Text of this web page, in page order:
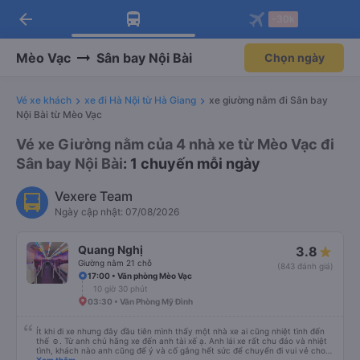
Tải app Vexere ngay!
Nhận ưu đãi thành viên độc
Mở app
Tải app Vexere
-30k/ghế khi đặt vé máy bay qua
Mở app
arrow_back
Mèo Vạc Sân bay Nội Bài Chọn ngày
Vé xe khách xe đi Hà Nội từ Hà Giang
xe giường nằm đi Sân bay
Nội Bài từ Mèo Vạc
Vé xe Giường nằm của 4 nhà xe từ Mèo Vạc đi
Sân bay Nội Bài: 1 chuyến mỗi ngày
Vexere Team
Ngày cập nhật: 07/08/2026
Quang Nghị
Giường nằm 21 chỗ
3.8
(843 đánh giá)
17:00 • Văn phòng Mèo Vạc
10 giờ 30 phút
03:30 • Văn Phòng Mỹ Đình
Ít khi đi xe nhưng đây đầu tiên mình thấy một nhà xe ai cũng nhiệt tình đến
thế ☺️. Từ anh chủ hãng xe đến anh tài xế ạ. Anh lái xe rất chu đáo và nhiệt
tình, khách nào anh cũng để ý và cố gắng hết sức để chuyến đi vui vẻ cho